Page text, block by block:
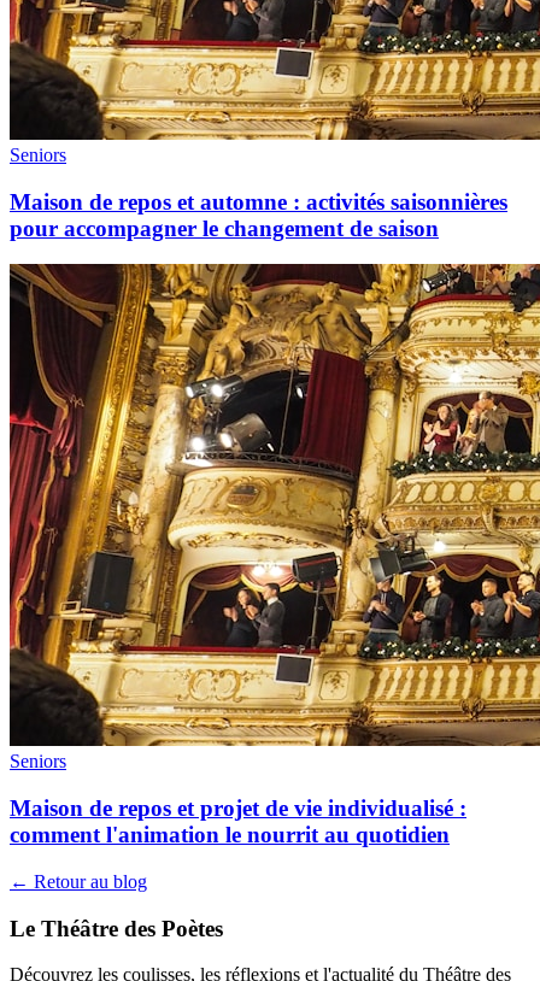
Seniors
Maison de repos et automne : activités saisonnières
pour accompagner le changement de saison
Seniors
Maison de repos et projet de vie individualisé :
comment l'animation le nourrit au quotidien
← Retour au blog
Le Théâtre des Poètes
Découvrez les coulisses, les réflexions et l'actualité du Théâtre des